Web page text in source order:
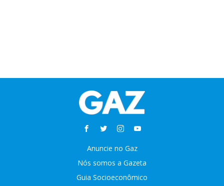
Anuncie no Gaz
Nós somos a Gazeta
Guia Socioeconômico